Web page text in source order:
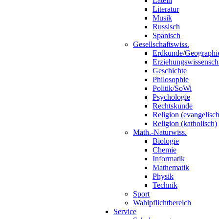
Literatur
Musik
Russisch
Spanisch
Gesellschaftswiss.
Erdkunde/
Geschichte
Philosophie
Politik/SoWi
Psychologie
Rechtskunde
Religion
Religion (katholisch)
Math.-Naturwiss.
Biologie
Chemie
Informatik
Mathematik
Physik
Technik
Sport
Wahlpflichtbereich
Service